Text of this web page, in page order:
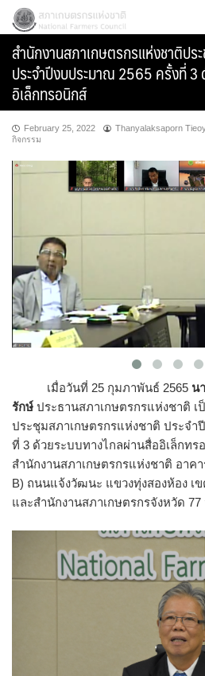
Skip
content
Search
for:
สภาเกษตรกรแห่งชาติ
สำนักงานสภาเกษตรกรแห่งชาติปร
ประจำปีงบประมาณ 2565 ครั้งที่ 3
อิเล็กทรอนิกส์
February 25, 2022 Thanyalaksaporn
กิจกรรม
เมื่อวันที่ 25 กุมภาพันธ์ 2565 น
รักษ์ ประธานสภาเกษตรกรแห่งชาติ เ
ประชุมสภาเกษตรกรแห่งชาติ ประจำ
ที่ 3 ด้วยระบบทางไกลผ่านสื่ออิเล็กท
สำนักงานสภาเกษตรกรแห่งชาติ อาค
B) ถนนแจ้งวัฒนะ แขวงทุ่งสองห้อง เ
และสำนักงานสภาเกษตรกรจังหวัด 77